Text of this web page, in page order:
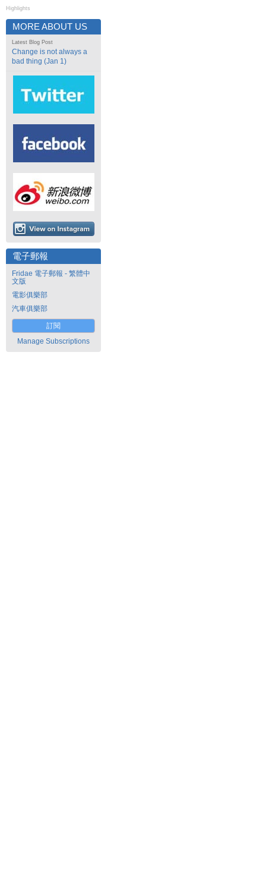
Highlights
MORE ABOUT US
Latest Blog Post
Change is not always a
bad thing (Jan 1)
電子郵報
Fridae 電子郵報 - 繁體中
文版
電影俱樂部
汽車俱樂部
訂閱
Manage Subscriptions